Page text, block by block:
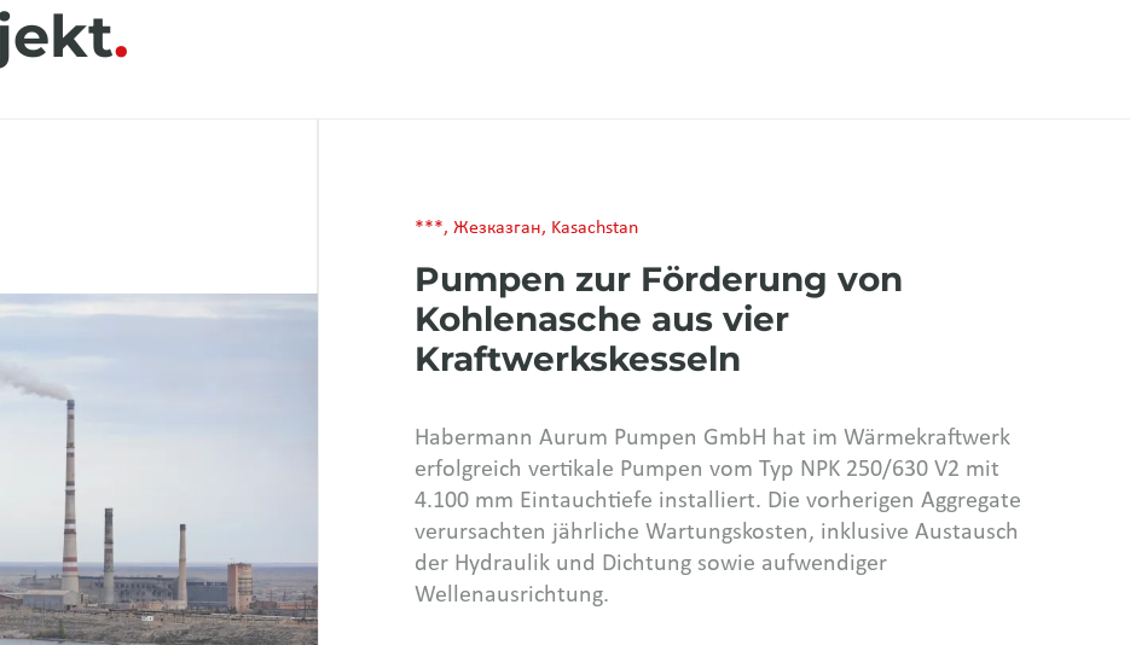
***, Жезказган, Kasachstan
Pumpen zur Förderung von
Kohlenasche aus vier
Kraftwerkskesseln
Habermann Aurum Pumpen GmbH hat im Wärmekraftwerk
erfolgreich vertikale Pumpen vom Typ NPK 250/630 V2 mit
4.100 mm Eintauchtiefe installiert. Die vorherigen Aggregate
verursachten jährliche Wartungskosten, inklusive Austausch
der Hydraulik und Dichtung sowie aufwendiger
Wellenausrichtung.